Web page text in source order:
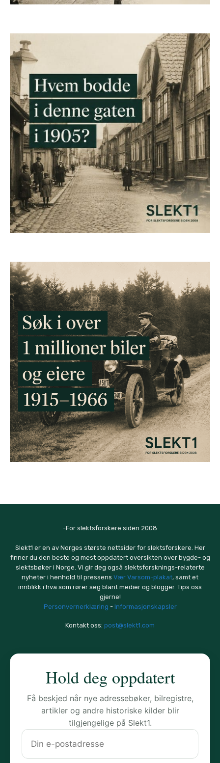
-For slektsforskere siden 2008
Slekt1 er en av Norges største nettsider for slektsforskere. Her
finner du den beste og mest oppdatert oversikten over bygde- og
slektsbøker i Norge. Vi gir deg også slektsforsknings-relaterte
nyheter i henhold til pressens Vær Varsom-plakat, samt et
innblikk i hva som rører seg blant medier og blogger. Tips oss
gjerne!
Personvernerklæring - Informasjonskapsler
Kontakt oss: post@slekt1.com
Hold deg oppdatert
Få beskjed når nye adressebøker, bilregistre,
artikler og andre historiske kilder blir
tilgjengelige på Slekt1.